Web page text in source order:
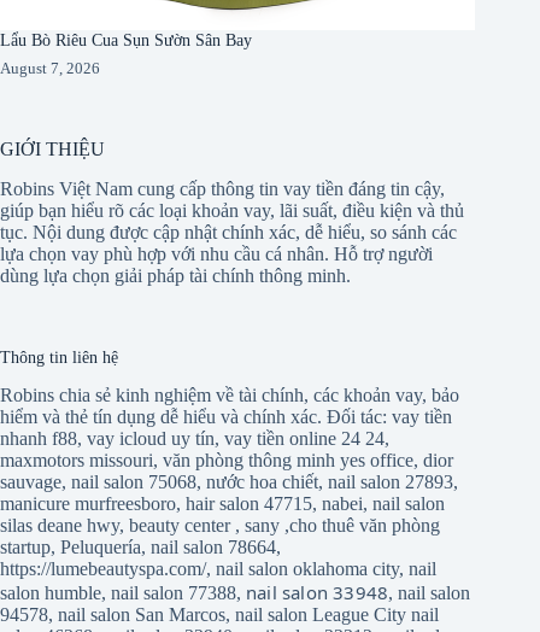
Lẩu Bò Riêu Cua Sụn Sườn Sân Bay
August 7, 2026
GIỚI THIỆU
Robins Việt Nam cung cấp thông tin vay tiền đáng tin cậy,
giúp bạn hiểu rõ các loại khoản vay, lãi suất, điều kiện và thủ
tục. Nội dung được cập nhật chính xác, dễ hiểu, so sánh các
lựa chọn vay phù hợp với nhu cầu cá nhân. Hỗ trợ người
dùng lựa chọn giải pháp tài chính thông minh.
Thông tin liên hệ
Robins chia sẻ kinh nghiệm về tài chính, các khoản vay, bảo
hiểm và thẻ tín dụng dễ hiểu và chính xác. Đối tác: vay tiền
nhanh f88, vay icloud uy tín, vay tiền online 24 24,
maxmotors missouri, văn phòng thông minh yes office, dior
sauvage, nail salon 75068, nước hoa chiết, nail salon 27893,
manicure murfreesboro, hair salon 47715, nabei, nail salon
silas deane hwy, beauty center, sany ,cho thuê văn phòng
startup, Peluquería, nail salon 78664,
https://lumebeautyspa.com/, nail salon oklahoma city, nail
salon humble, nail salon 77388, nail salon 33948,nail salon
94578, nail salon San Marcos, nail salon League City nail